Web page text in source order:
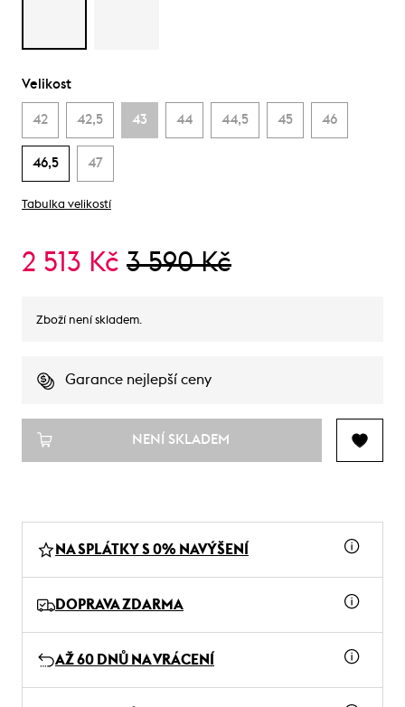
Velikost
42 42,5 43 44 44,5 45 46
46,5 47
Tabulka velikostí
2 513 Kč 3 590 Kč
Zboží není skladem.
Garance nejlepší ceny
NENÍ SKLADEM
NA SPLÁTKY S 0% NAVÝŠENÍ
DOPRAVA ZDARMA
AŽ 60 DNŮ NA VRÁCENÍ